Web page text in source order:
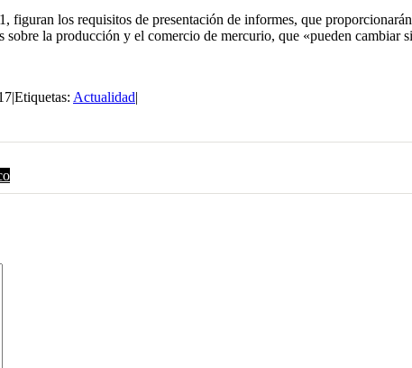
figuran los requisitos de presentación de informes, que
la producción y el comercio de mercurio, que «pueden cambiar
|Etiquetas: Actualidad|